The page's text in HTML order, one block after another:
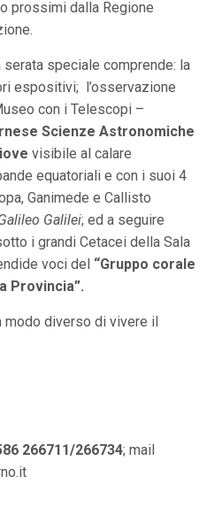
prossimi dalla Regione
serata speciale comprende: la
espositivi; l’osservazione
con i Telescopi –
Scienze Astronomiche
visibile al calare
equatoriali e con i suoi 4
Ganimede e Callisto
Galilei; ed a seguire
i grandi Cetacei della Sala
voci del “Gruppo corale
Provincia”.
diverso di vivere il
266711/266734; mail